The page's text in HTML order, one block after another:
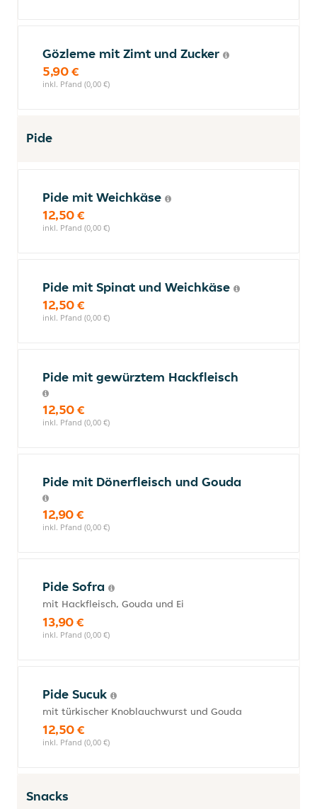
Gözleme mit Zimt und Zucker
5,90 €
inkl. Pfand (0,00 €)
Pide
Pide mit Weichkäse
12,50 €
inkl. Pfand (0,00 €)
Pide mit Spinat und Weichkäse
12,50 €
inkl. Pfand (0,00 €)
Pide mit gewürztem Hackfleisch
12,50 €
inkl. Pfand (0,00 €)
Pide mit Dönerfleisch und Gouda
12,90 €
inkl. Pfand (0,00 €)
Pide Sofra
mit Hackfleisch, Gouda und Ei
13,90 €
inkl. Pfand (0,00 €)
Pide Sucuk
mit türkischer Knoblauchwurst und Gouda
12,50 €
inkl. Pfand (0,00 €)
Snacks